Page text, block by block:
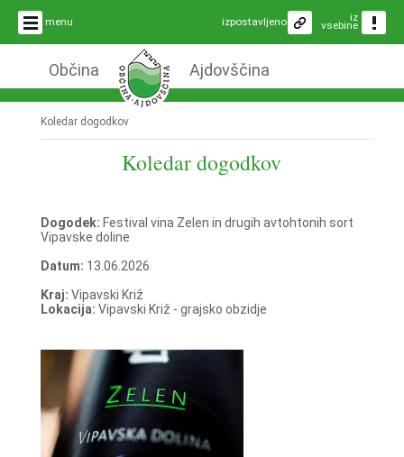
menu iz
vsebine
izpostavljeno
Občina Ajdovščina
Koledar dogodkov
Koledar dogodkov
Dogodek: Festival vina Zelen in drugih avtohtonih sort
Vipavske doline
Datum: 13.06.2026
Kraj: Vipavski Križ
Lokacija: Vipavski Križ - grajsko obzidje